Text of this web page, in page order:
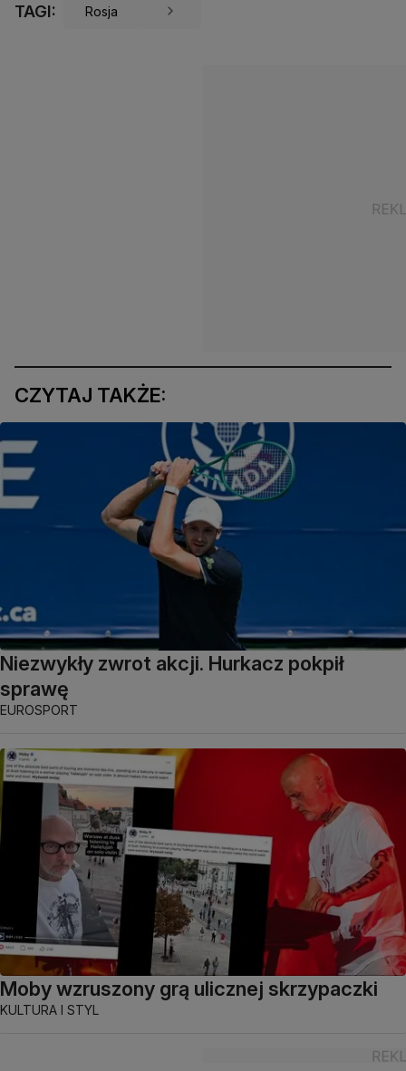
TAGI: Rosja
CZYTAJ TAKŻE:
Niezwykły zwrot akcji. Hurkacz pokpił
sprawę
EUROSPORT
Moby wzruszony grą ulicznej skrzypaczki
KULTURA I STYL